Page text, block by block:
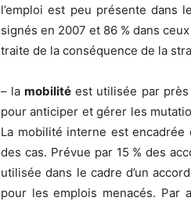
l’emploi est peu présente dans
signés en 2007 et 86 % dans
traite de la conséquence de la
– lamobilité est utilisée par près
pour anticiper et gérer les
La mobilité interne est
des cas. Prévue par 15 % des
utilisée dans le cadre d’un
pour les emplois menacés. Par